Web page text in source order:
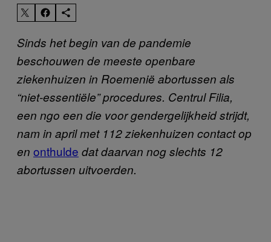
Sinds het begin van de pandemie
beschouwen de meeste openbare
ziekenhuizen in Roemenië abortussen als
“niet-essentiële” procedures. Centrul Filia,
een ngo een die voor gendergelijkheid strijdt,
nam in april met 112 ziekenhuizen contact op
en onthulde dat daarvan nog slechts 12
abortussen uitvoerden.